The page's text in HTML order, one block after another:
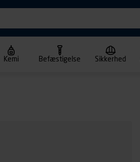
Kemi Befæstigelse Sikkerhed